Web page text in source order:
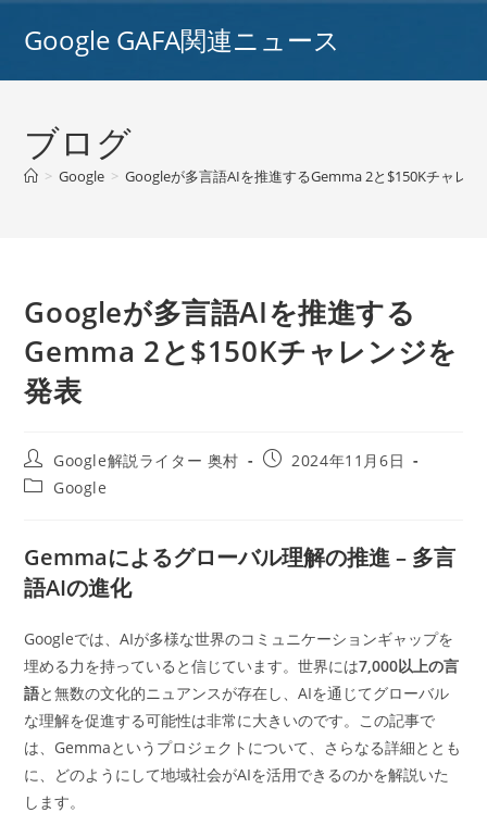
Google GAFA関連ニュース
ブログ
> Google > Googleが多言語AIを推進するGemma 2と$150Kチャレ
Googleが多言語AIを推進する
Gemma 2と$150Kチャレンジを
発表
投
稿
者:
Google解説ライター 奥村
投
2024年11月6日
投
テ
ゴ
リ
Google
Gemmaによるグローバル理解の推進 – 多言
語AIの進化
Googleでは、AIが多様な世界のコミュニケーションギャップを
埋める力を持っていると信じています。世界には7,000以上の言
語と無数の文化的ニュアンスが存在し、AIを通じてグローバル
な理解を促進する可能性は非常に大きいのです。この記事で
は、Gemmaというプロジェクトについて、さらなる詳細ととも
に、どのようにして地域社会がAIを活用できるのかを解説いた
します。